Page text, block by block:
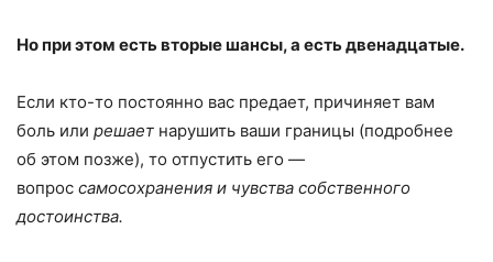
Но при этом есть вторые шансы, а есть двенадцатые.
Если кто-то постоянно вас предает, причиняет вам
боль или решает нарушить ваши границы (подробнее
об этом позже), то отпустить его —
вопрос самосохранения и чувства собственного
достоинства.